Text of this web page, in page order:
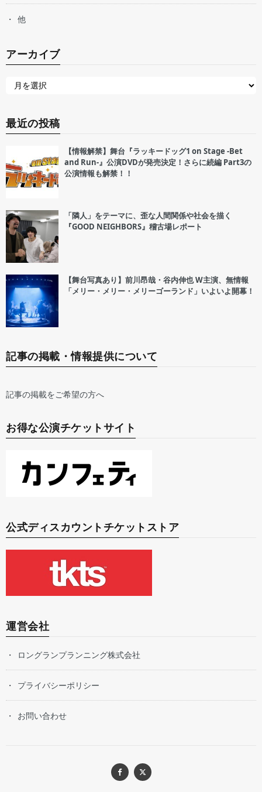
他
アーカイブ
最近の投稿
【情報解禁】舞台『ラッキードッグ1 on Stage -Bet
and Run-』公演DVDが発売決定！さらに続編 Part3の
公演情報も解禁！！
「隣人」をテーマに、歪な人間関係や社会を描く
『GOOD NEIGHBORS』稽古場レポート
【舞台写真あり】前川昂哉・谷内伸也 W主演、無情報
「メリー・メリー・メリーゴーランド」いよいよ開幕！
記事の掲載・情報提供について
記事の掲載をご希望の方へ
お得な公演チケットサイト
公式ディスカウントチケットストア
運営会社
ロングランプランニング株式会社
プライバシーポリシー
お問い合わせ